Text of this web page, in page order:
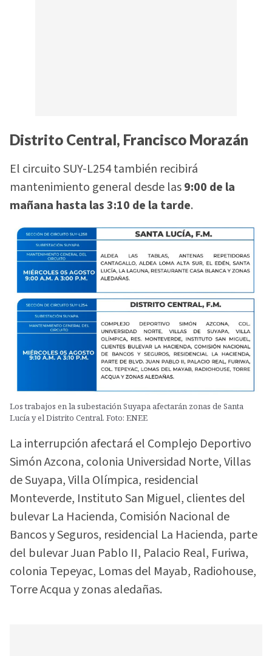
Distrito Central, Francisco Morazán
El circuito SUY-L254 también recibirá
mantenimiento general desde las9:00 de la
mañana hasta las 3:10 de la tarde.
Los trabajos en la subestación Suyapa afectarán zonas de Santa
Lucía y el Distrito Central. Foto: ENEE
La interrupción afectará el Complejo Deportivo
Simón Azcona, colonia Universidad Norte, Villas
de Suyapa, Villa Olímpica, residencial
Monteverde, Instituto San Miguel, clientes del
bulevar La Hacienda, Comisión Nacional de
Bancos y Seguros, residencial La Hacienda, parte
del bulevar Juan Pablo II, Palacio Real, Furiwa,
colonia Tepeyac, Lomas del Mayab, Radiohouse,
Torre Acqua y zonas aledañas.